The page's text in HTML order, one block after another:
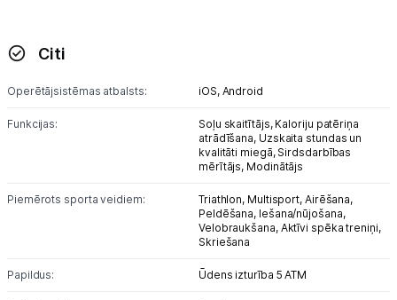
Viedpulksteņi
Citi
Operētājsistēmas atbalsts: iOS, Android
Funkcijas: Soļu skaitītājs, Kaloriju patēriņa
atrādīšana, Uzskaita stundas un
kvalitāti miegā, Sirdsdarbības
mērītājs, Modinātājs
Piemērots sporta veidiem: Triathlon, Multisport, Airēšana,
Peldēšana, Iešana/nūjošana,
Velobraukšana, Aktīvi spēka treniņi,
Skriešana
Papildus: Ūdens izturība 5 ATM